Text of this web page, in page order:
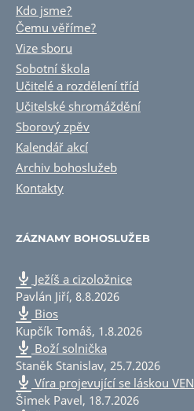
Kdo jsme?
Čemu věříme?
Vize sboru
Sobotní škola
Učitelé a rozdělení tříd
Učitelské shromáždění
Sborový zpěv
Kalendář akcí
Archiv bohoslužeb
Kontakty
ZÁZNAMY BOHOSLUŽEB
Ježíš a cizoložnice
Pavlán Jiří, 8.8.2026
Bios
Kupčík Tomáš, 1.8.2026
Boží solnička
Staněk Stanislav, 25.7.2026
Víra projevující se láskou VEN
Šimek Pavel, 18.7.2026